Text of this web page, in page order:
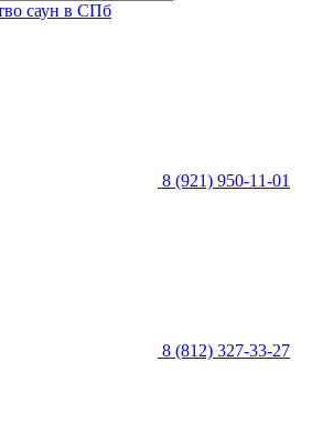
саун в СПб
8 (921) 950-11-01
8 (812) 327-33-27